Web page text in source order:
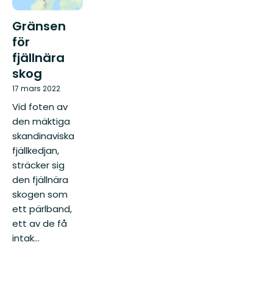
Gränsen
för
fjällnära
skog
17 mars 2022
Vid foten av
den mäktiga
skandinaviska
fjällkedjan,
sträcker sig
den fjällnära
skogen som
ett pärlband,
ett av de få
intak...